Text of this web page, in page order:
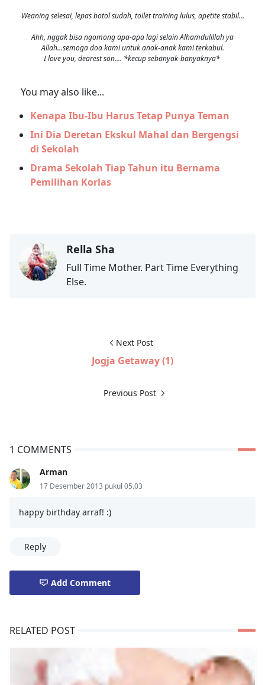
Weaning selesai, lepas botol sudah, toilet training lulus, apetite stabil...
Ahh, nggak bisa ngomong apa-apa lagi selain Alhamdulillah ya
Allah...semoga doa kami untuk anak-anak kami terkabul.
I love you, dearest son.... *kecup sebanyak-banyaknya*
You may also like...
Kenapa Ibu-Ibu Harus Tetap Punya Teman
Ini Dia Deretan Ekskul Mahal dan Bergengsi
di Sekolah
Drama Sekolah Tiap Tahun itu Bernama
Pemilihan Korlas
Rella Sha
Full Time Mother. Part Time Everything
Else.
Next Post
Jogja Getaway (1)
Previous Post
1 COMMENTS
Arman
17 Desember 2013 pukul 05.03
happy birthday arraf! :)
Reply
Add Comment
RELATED POST